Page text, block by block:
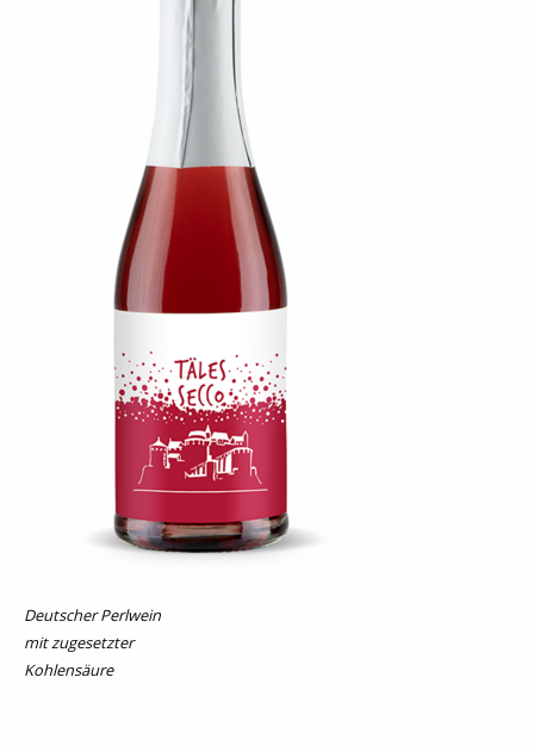
Deutscher Perlwein
mit zugesetzter
Kohlensäure